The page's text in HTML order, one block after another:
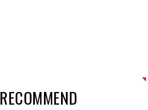
RECOMMEND